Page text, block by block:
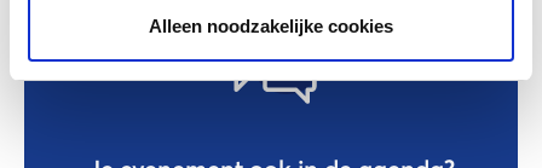
Alleen noodzakelijke cookies